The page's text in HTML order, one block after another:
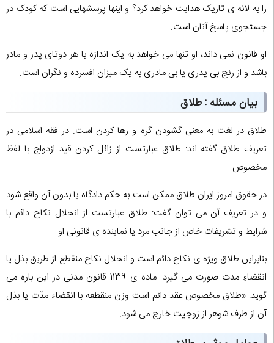
را به لانه ی تاریک هدایت خواهد کرد؟ و اینها پرسشهایی است که کودک در
جستجوی پاسخ آنان است.
او قانون نمی داند، او تنها می خواهد به یک اندازه با هر دوتای پدر و مادر
باشد و از رنج بی پدری یا بی مادری به یک میزان افسرده و نگران است.
بیان مسئله : طلاق
طلاق در لغت به معنی گشودن گره و رها کردن است. در فقه اسلامی در
تعریف طلاق گفته اند: طلاق عبارتست از زائل کردن قید ازدواج با لفظ
مخصوص.
در حقوق امروز ایران طلاق ممکن است به حکم دادگاه یا بدون آن واقع شود
و در تعریف آن می توان گفت: طلاق عبارتست از انحلال نکاح دائم با
شرایط و تشریفات خاص از جانب مرد یا نماینده ی قانونی او.
بنابراین طلاق ویژه ی نکاح دائم است و انحلال نکاح منقطع از طریق بذل یا
انقضاءِ مدت صورت می گیرد. ماده ی 1139 قانون مدنی در این باره می
گوید: «طلاق مخصوص عقد دائم است وزن منقطعه با انقضاء مدّت یا بذل
آن از طرف شوهر از زوجیت خارج می شود.